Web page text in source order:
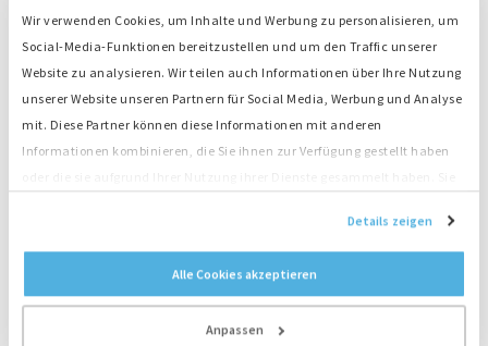
Wir verwenden Cookies, um Inhalte und Werbung zu personalisieren, um
Social-Media-Funktionen bereitzustellen und um den Traffic unserer
Website zu analysieren. Wir teilen auch Informationen über Ihre Nutzung
unserer Website unseren Partnern für Social Media, Werbung und Analyse
mit. Diese Partner können diese Informationen mit anderen
Informationen kombinieren, die Sie ihnen zur Verfügung gestellt haben
Details zeigen
Alle Cookies akzeptieren
Anpassen
entscheidend, um im sensiblen
Trinkwasserschutzgebiet eine
zuverlässige und zugleich nachhaltige
Lösung umzusetzen. Mit der